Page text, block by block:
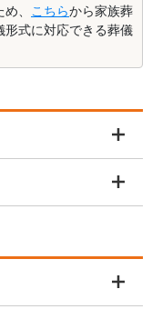
、 こちらから家族葬
式に対応できる葬儀